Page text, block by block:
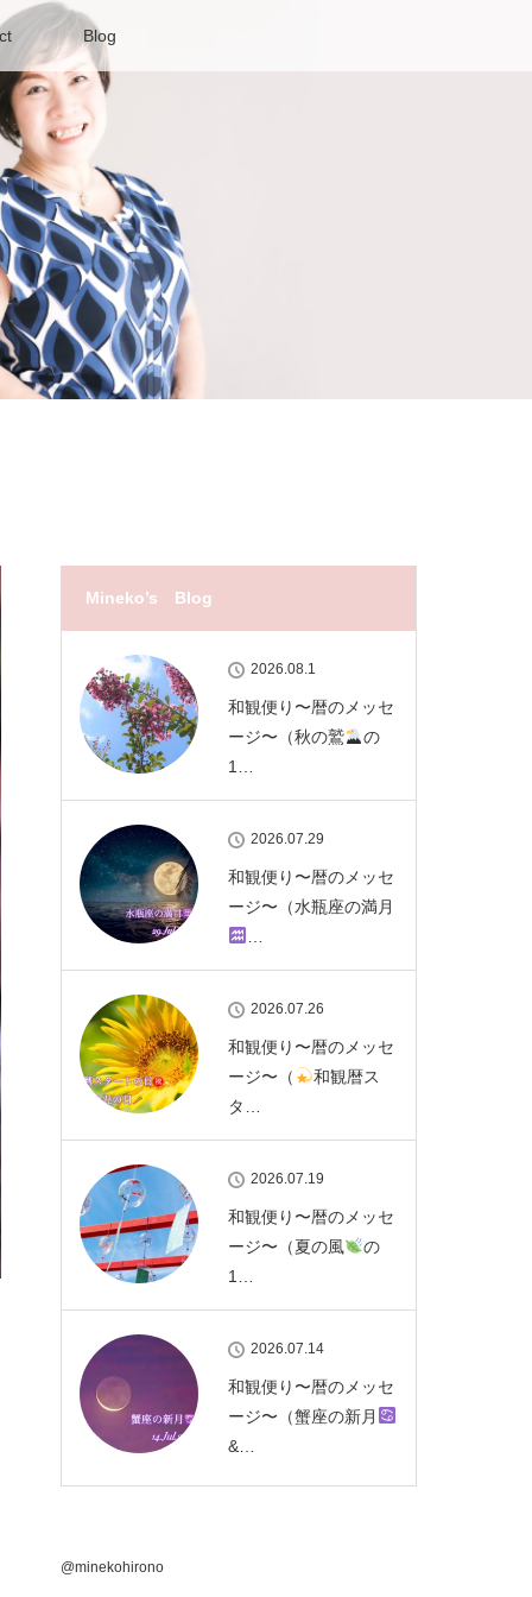
Blog
Mineko’s Blog
2026.08.1
和観便り〜暦のメッセ
ージ〜（秋の鷲
の
1…
2026.07.29
和観便り〜暦のメッセ
ージ〜（水瓶座の満月
2026.07.26
和観便り〜暦のメッセ
ージ〜（
和観暦ス
タ…
2026.07.19
和観便り〜暦のメッセ
ージ〜（夏の風
の
1…
2026.07.14
和観便り〜暦のメッセ
ージ〜（蟹座の新月
&…
@minekohirono